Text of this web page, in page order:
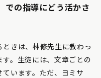
の指導にどう活かさ
きは、林修先生に教わっ
す。生徒には、文章ごとの
います。ただ、ヨミサ